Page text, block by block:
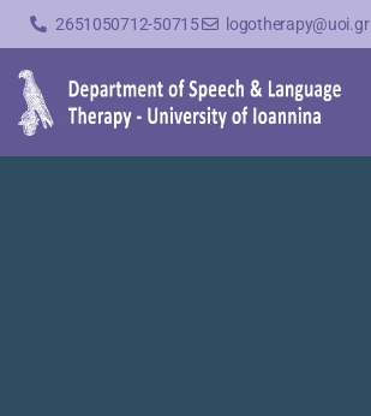
2651050712-50715 logotherapy@uoi.gr